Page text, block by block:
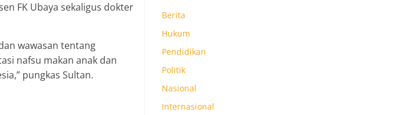
FK Ubaya sekaligus dokter
wawasan tentang
nafsu makan anak dan
pungkas Sultan.
Berita
Hukum
Pendidikan
Politik
Nasional
Internasional